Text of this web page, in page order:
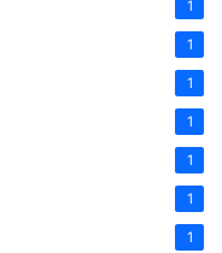
1
1
1
1
1
1
1